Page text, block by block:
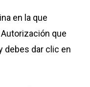
en la que
que
debes dar clic en